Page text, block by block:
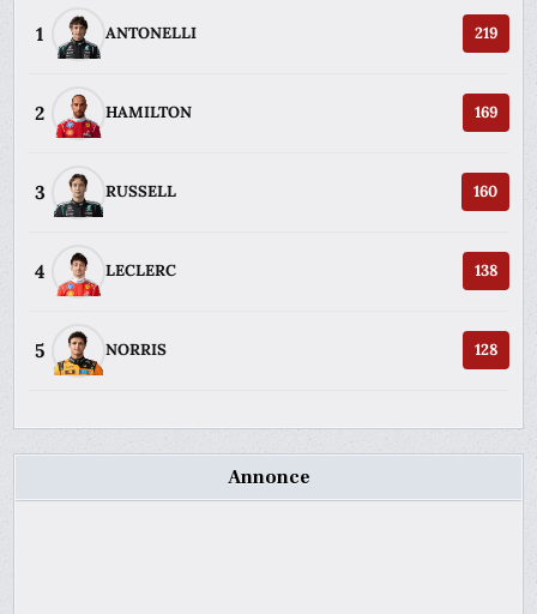
1 ANTONELLI 219
2 HAMILTON 169
3 RUSSELL 160
4 LECLERC 138
5 NORRIS 128
Annonce